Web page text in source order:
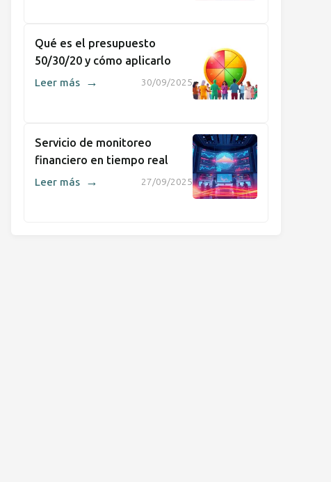
Qué es el presupuesto
50/30/20 y cómo aplicarlo
30/09/2025
Leer más →
Servicio de monitoreo
financiero en tiempo real
27/09/2025
Leer más →